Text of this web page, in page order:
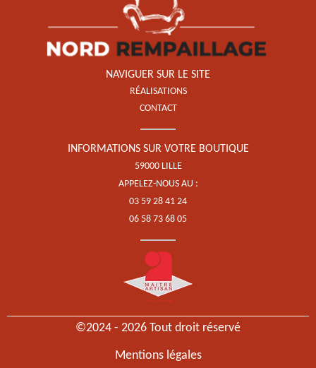
NAVIGUER SUR LE SITE
RÉALISATIONS
CONTACT
INFORMATIONS SUR VOTRE BOUTIQUE
59000 LILLE
APPELEZ-NOUS AU :
03 59 28 41 24
06 58 73 68 05
©2024 - 2026 Tout droit réservé
Mentions légales